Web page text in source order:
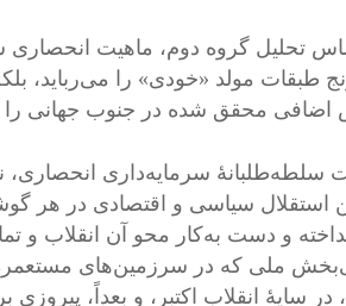
تحلیل گروه دوم، ماهیت انحصاری
طبقات مولد «خودی» را می‌رباید،
اضافی محقق شده در جنوب جهانی را
سلطه‌طلبانۀ سرمایه‌داری انحصاری،
استقلال سیاسی و اقتصادی در هر
و دست به‌کار محو آن انقلاب و
ملی که در سرزمین‌های مستعمره
در سایۀ انقلاب اکتبر، و بعداً،